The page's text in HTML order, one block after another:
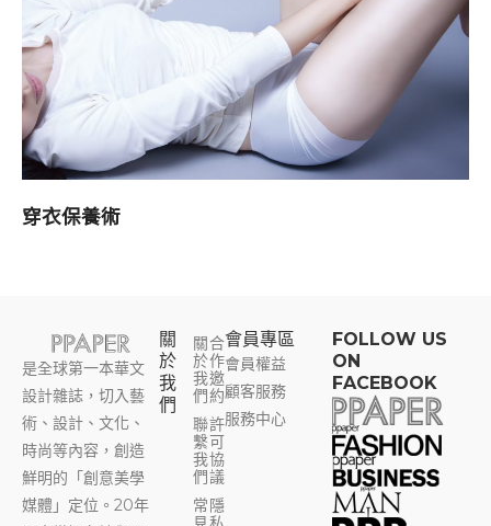
穿衣保養術
是全球第一本華文
設計雜誌，切入藝
術、設計、文化、
時尚等內容，創造
鮮明的「創意美學
媒體」定位。20年
關
於
我
們
關
於
我
們
聯
繫
我
們
常
合
作
邀
約
許
可
協
議
隱
會員專區​
會員權益
顧客服務
服務中心
FOLLOW US
ON
FACEBOOK